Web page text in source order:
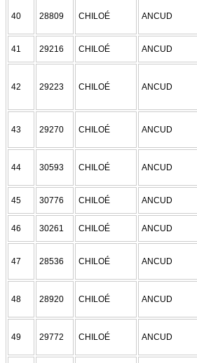
40 28809 CHILOÉ ANCUD
41 29216 CHILOÉ ANCUD
42 29223 CHILOÉ ANCUD
43 29270 CHILOÉ ANCUD
44 30593 CHILOÉ ANCUD
45 30776 CHILOÉ ANCUD
46 30261 CHILOÉ ANCUD
47 28536 CHILOÉ ANCUD
48 28920 CHILOÉ ANCUD
49 29772 CHILOÉ ANCUD